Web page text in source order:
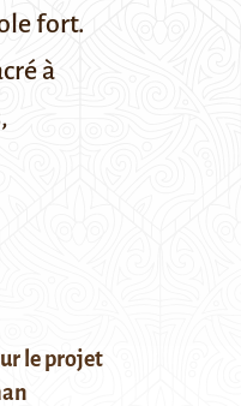
fort.
à
le projet